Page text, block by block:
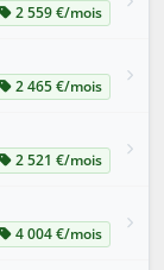
2 559 €/mois
2 465 €/mois
2 521 €/mois
4 004 €/mois